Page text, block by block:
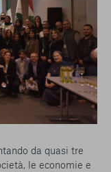
da quasi tre
le economie e